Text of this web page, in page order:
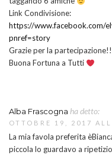
Link Condivisione:
https://www.facebook.com/
pnref=story
Grazie per la partecipazione!!
Buona Fortuna a Tutti
Alba Frascogna ha detto:
OTTOBRE 19, 2017
La mia favola preferita
piccola lo guardavo a